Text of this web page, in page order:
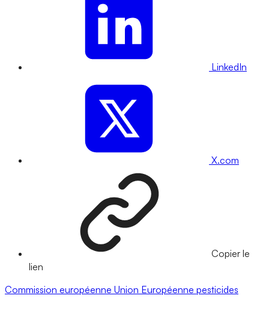
LinkedIn
X.com
Copier le
lien
Commission européenne Union Européenne pesticides